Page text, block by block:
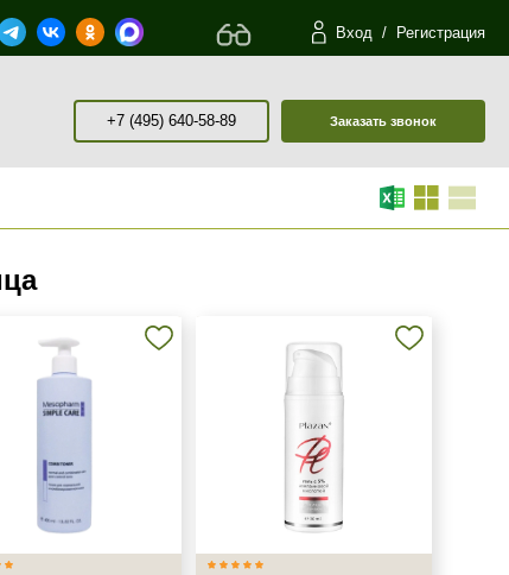
Вход / Регистрация
+7 (495) 640-58-89 Заказать звонок